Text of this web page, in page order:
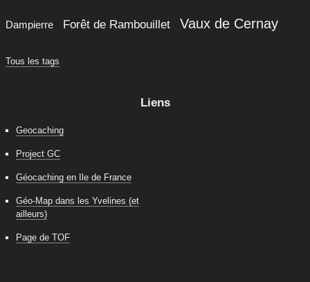
Dampierre Forêt de Rambouillet Vaux de Cernay
Tous les tags
Liens
Geocaching
Project GC
Géocaching en Ile de France
Géo-Map dans les Yvelines (et
ailleurs)
Page de TOF